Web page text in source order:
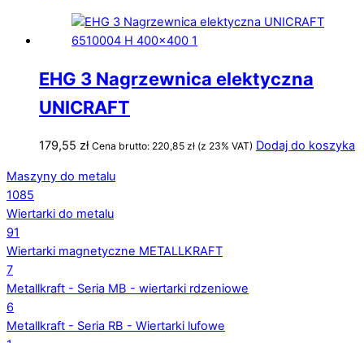
EHG 3 Nagrzewnica elektyczna
UNICRAFT
179,55 zł Cena brutto: 220,85 zł (z 23% VAT) Dodaj do koszyka
Maszyny do metalu
1085
Wiertarki do metalu
91
Wiertarki magnetyczne METALLKRAFT
7
Metallkraft - Seria MB - wiertarki rdzeniowe
6
Metallkraft - Seria RB - Wiertarki lufowe